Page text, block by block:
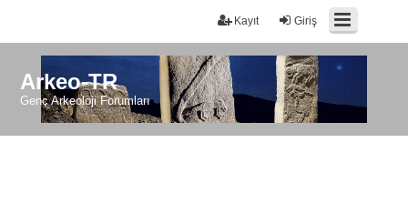
Giriş
Kayıt
Arkeo-TR
Genç Arkeoloji Forumları